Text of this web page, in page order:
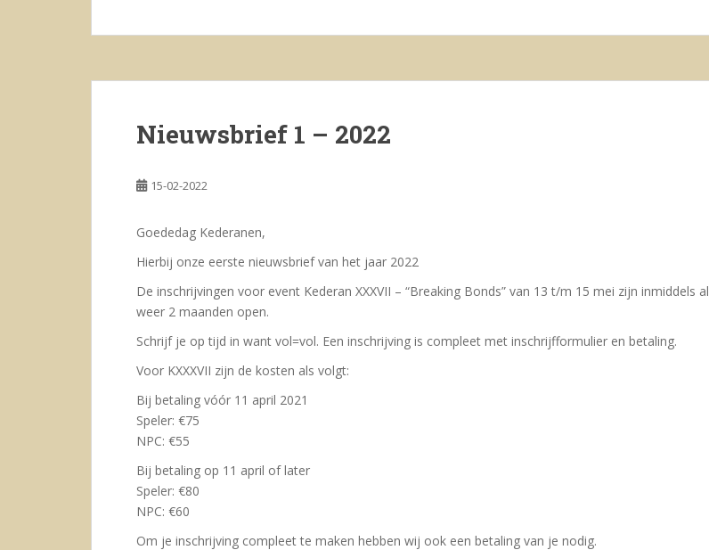
Nieuwsbrief 1 – 2022
15-02-2022
Goededag Kederanen,
Hierbij onze eerste nieuwsbrief van het jaar 2022
De inschrijvingen voor event Kederan XXXVII – “Breaking Bonds” van 13 t/m 15 mei zijn inmiddels al
weer 2 maanden open.
Schrijf je op tijd in want vol=vol. Een inschrijving is compleet met inschrijfformulier en betaling.
Voor KXXXVII zijn de kosten als volgt:
Bij betaling vóór 11 april 2021
Speler: €75
NPC: €55
Bij betaling op 11 april of later
Speler: €80
NPC: €60
Om je inschrijving compleet te maken hebben wij ook een betaling van je nodig.